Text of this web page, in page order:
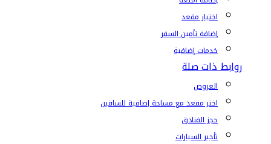
اختيار مقعد
إضافة تأمين السفر
خدمات إضافية
روابط ذات صلة
العروض
اختر مقعد مع مساحة إضافية للساقين
حجز الفنادق
تأجير السيارات